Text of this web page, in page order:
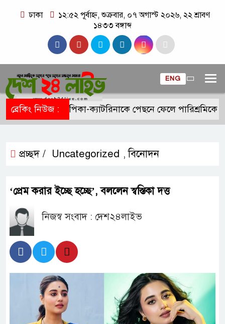
ঢাকা
১২:৫২ পূর্বাহ্ন, শুক্রবার, ০৭ অগাস্ট ২০২৬, ২২ শ্রাবণ
১৪৩৩ বঙ্গাব্দ
ENG
ব্রেকিং নিউজ :দীপিকা-ক্যাটরিনাকে পেছনে ফেলে পারিশ্রমিকে
প্রচ্ছদ / Uncategorized ,বিনোদন
‘প্রেম করার ইচ্ছে হচ্ছে’, বললেন স্বস্তিকা দত্ত
নিজস্ব সংবাদ : দেশ২৪লাইভ